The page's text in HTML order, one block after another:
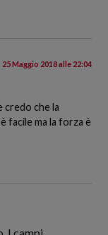
25 Maggio 2018 alle 22:04
credo che la
facile ma la forza è